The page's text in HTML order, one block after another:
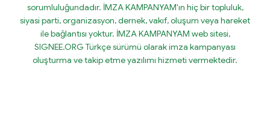
sorumluluğundadır. İMZA KAMPANYAM'ın hiç bir topluluk,
siyasi parti, organizasyon, dernek, vakıf, oluşum veya hareket
ile bağlantısı yoktur. İMZA KAMPANYAM web sitesi,
SIGNEE.ORG Türkçe sürümü olarak imza kampanyası
oluşturma ve takip etme yazılımı hizmeti vermektedir.